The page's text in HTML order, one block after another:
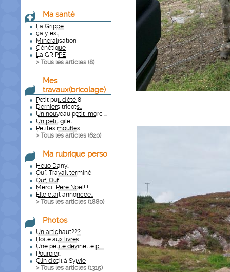
Ma santé
La Grippe
ça y est
Minéralisation
Génétique
La GRIPPE
> Tous les articles (8)
Mes
travaux(bricolage)
Petit pull d'été 8
Derniers tricots..
Un nouveau petit "morc ...
Un petit gilet
Petites moufles
> Tous les articles (620)
Ma rubrique perso
Hello Dany..
Ouf. Travail terminé
Ouf, Ouf...
Merci.. Père Noël!!!
Elle était annoncée..
> Tous les articles (1880)
Photos
Un artichaut???
Boîte aux livres
Une petite devinette p ...
Pourpier..
Clin d'œil à Sylvie
> Tous les articles (1315)